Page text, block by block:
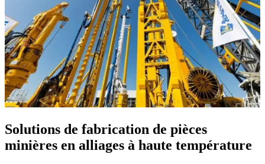
Solutions de fabrication de pièces
minières en alliages à haute température